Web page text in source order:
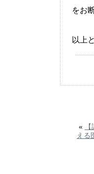
をお
以上
«
える